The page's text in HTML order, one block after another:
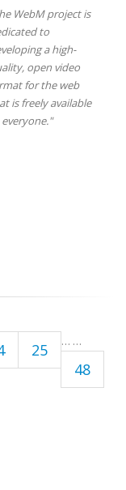
WebM project is
to
a high-
open video
for the web
is freely available
…
25 …
48